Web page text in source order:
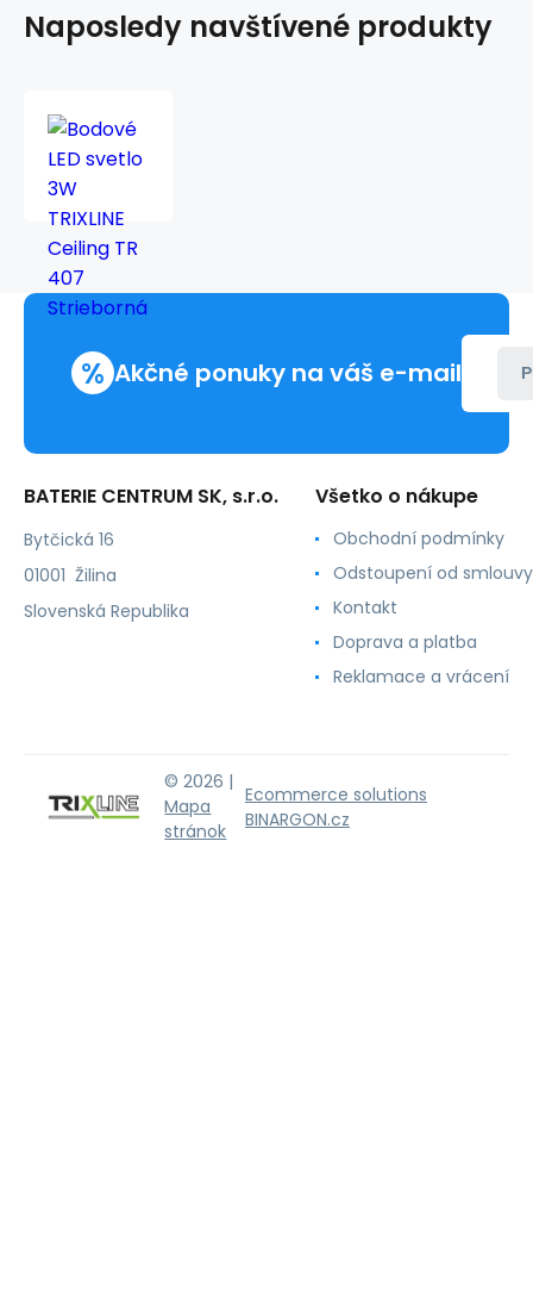
Naposledy navštívené produkty
407
% Akčné ponuky na váš e-mail
BATERIE CENTRUM SK, s.r.o.
Bytčická 16
01001 Žilina
Slovenská Republika
Všetko o nákupe
Obchodní podmínky
Odstoupení od smlouvy
Kontakt
Doprava a platba
Reklamace a vrácení
© 2026 |
Mapa
stránok
Ecommerce solutions
BINARGON.cz